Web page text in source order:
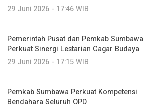
29 Juni 2026 - 17:46 WIB
Pemerintah Pusat dan Pemkab Sumbawa
Perkuat Sinergi Lestarian Cagar Budaya
29 Juni 2026 - 17:15 WIB
Pemkab Sumbawa Perkuat Kompetensi
Bendahara Seluruh OPD